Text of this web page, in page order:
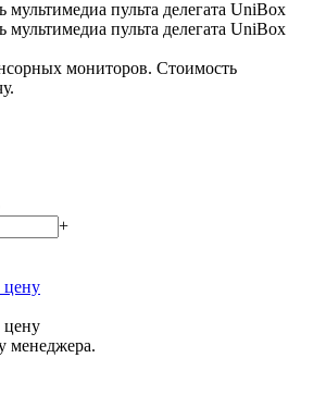
мониторов. Стоимость
+
цену
цену
менеджера.